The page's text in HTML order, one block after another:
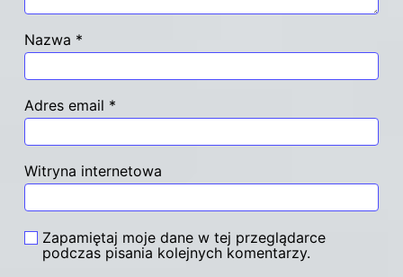
Nazwa *
Adres email *
Witryna internetowa
Zapamiętaj moje dane w tej przeglądarce
podczas pisania kolejnych komentarzy.